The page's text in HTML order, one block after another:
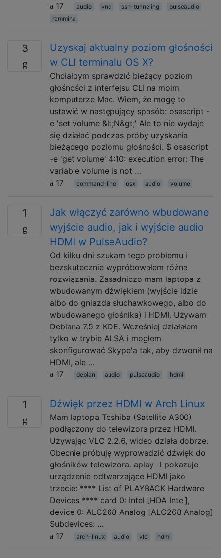
17
audio vnc ssh-tunneling
pulseaudio
remmina
3
Uzyskaj aktualny poziom głośności
w CLI terminalu OS X?
Chciałbym sprawdzić bieżący poziom
głośności z interfejsu CLI na moim
komputerze Mac. Wiem, że mogę to
ustawić w następujący sposób: osascript -
e 'set volume &lt;N&gt;' Ale to nie wydaje
się działać podczas próby uzyskania
bieżącego poziomu głośności. $ osascript
-e 'get volume' 4:10: execution error: The
variable volume is not …
17
command-line osx audio volume
1
Jak włączyć zarówno wbudowane
wyjście audio, jak i wyjście audio
HDMI w PulseAudio?
Od kilku dni szukam tego problemu i
bezskutecznie wypróbowałem różne
rozwiązania. Zasadniczo mam laptopa z
wbudowanym dźwiękiem (wyjście idzie
albo do gniazda słuchawkowego, albo do
wbudowanego głośnika) i HDMI. Używam
Debiana 7.5 z KDE. Wcześniej działałem
tylko w trybie ALSA i mogłem
skonfigurować Skype'a tak, aby dzwonił na
HDMI, ale …
17
debian audio pulseaudio hdmi
1 Dźwięk przez HDMI w Arch Linux
Mam laptopa Toshiba (Satellite A300)
podłączony do telewizora przez HDMI.
Używając VLC 2.2.6, wideo działa dobrze.
Obecnie próbuję wyprowadzić dźwięk do
głośników telewizora. aplay -l pokazuje
urządzenie odtwarzające HDMI jako
trzecie: **** List of PLAYBACK Hardware
Devices **** card 0: Intel [HDA Intel],
device 0: ALC268 Analog [ALC268 Analog]
Subdevices: …
17
arch-linux audio vlc hdmi